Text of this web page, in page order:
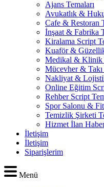
Ajans Temaları
Avukatlık &
Cafe & Restoran
İnşaat & Fabrika
Kiralama Script
Kuaför &
Medikal & Klinik
Mücevher &
Nakliyat &
Online Eğitim
Rehber Script
Spor Salonu &
Temizlik Şirketi
Hizmet İlan
İletişim
İletişim
Siparişlerim
Menü